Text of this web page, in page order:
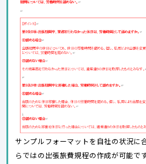
サンプルフォーマットを自社の状況に
らではの出張旅費規程の作成が可能です